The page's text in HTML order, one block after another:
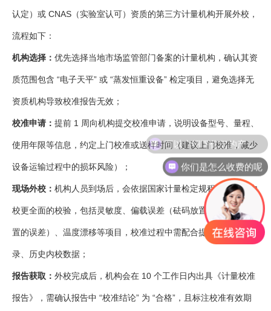
认定）或 CNAS（实验室认可）资质的第三方计量机构开展外校，
流程如下：
机构选择： 优先选择当地市场监管部门备案的计量机构，确认其资
质范围包含 “电子天平” 或 “蒸发恒重设备” 检定项目，避免选择无
资质机构导致校准报告无效；
校准申请： 提前 1 周向机构提交校准申请，说明设备型号、量程、
使用年限等信息，约定上门校准或送样时间（建议上门校准，减少
设备运输过程中的损坏风险）；
现场外校： 机构人员到场后，会依据国家计量检定规程，开展比内
校更全面的校验，包括灵敏度、偏载误差（砝码放置在托盘不同位
置的误差）、温度漂移等项目，校准过程中需配合提供设备使用记
录、历史内校数据；
报告获取： 外校完成后，机构会在 10 个工作日内出具《计量校准
报告》，需确认报告中 “校准结论” 为 “合格”，且标注校准有效期
可以介绍下你们的产品么
你们是怎么收费的呢